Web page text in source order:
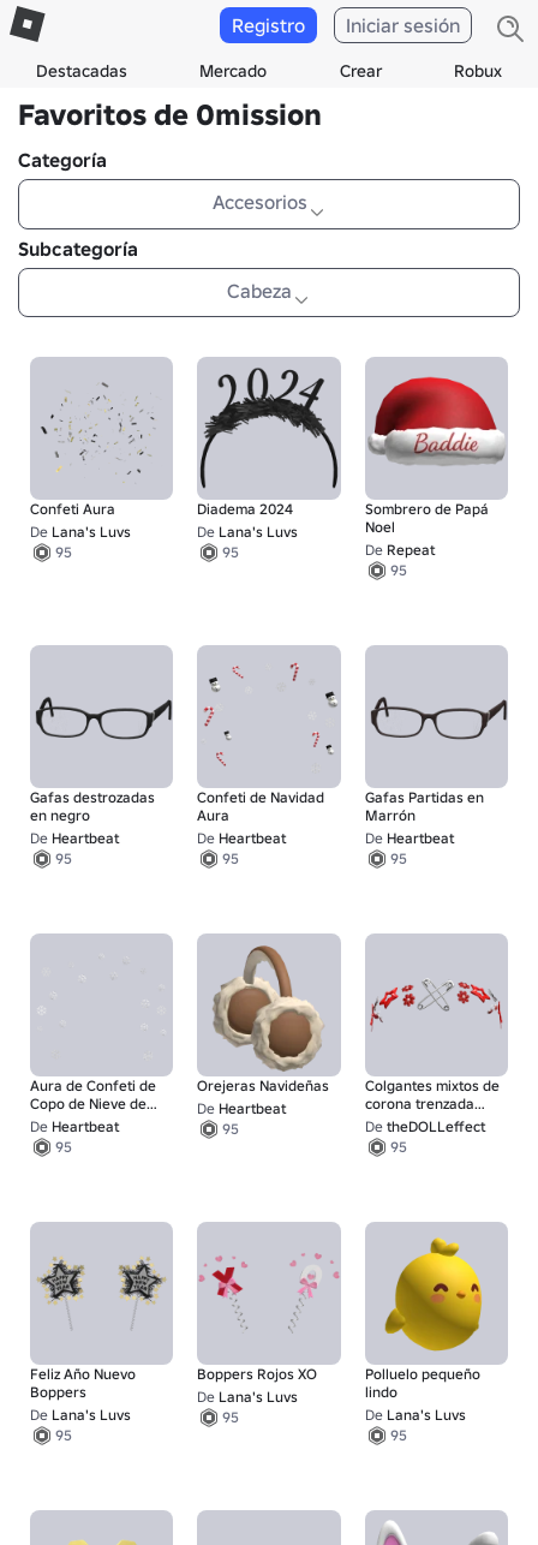
Destacadas Mercado Crear Robux
Registro Iniciar sesión
Favoritos de 0mission
Categoría
Accesorios
Subcategoría
Cabeza
Confeti Aura
De Lana's Luvs
95
Diadema 2024
De Lana's Luvs
95
Sombrero de Papá
Noel
De Repeat
95
Gafas destrozadas
en negro
De Heartbeat
95
Confeti de Navidad
Aura
De Heartbeat
95
Gafas Partidas en
Marrón
De Heartbeat
95
Aura de Confeti de
Copo de Nieve de
Navidad
De Heartbeat
95
Orejeras Navideñas
De Heartbeat
95
Colgantes mixtos de
corona trenzada
roja [plata]
De theDOLLeffect
95
Feliz Año Nuevo
Boppers
De Lana's Luvs
95
Boppers Rojos XO
De Lana's Luvs
95
Polluelo pequeño
lindo
De Lana's Luvs
95